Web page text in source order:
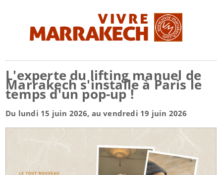
L'experte du lifting manuel de
Marrakech s'installe à Paris le
temps d'un pop-up !
Du lundi 15 juin 2026, au vendredi 19 juin 2026